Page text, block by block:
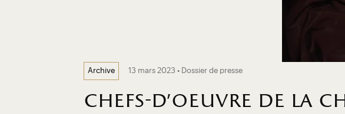
Archive 13 mars 2023 • Dossier de presse
chefs-d'oeuvre de la